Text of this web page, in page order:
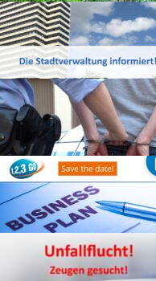
FB News
FB Kultur
FB News
1,2,3 GO®
ZEUGEN